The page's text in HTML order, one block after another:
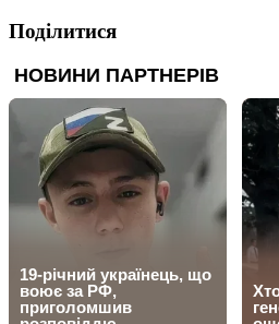
Поділитися